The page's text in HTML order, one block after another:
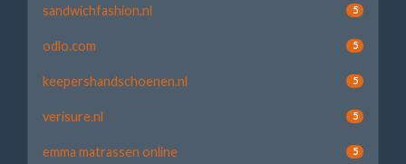
sandwichfashion.nl 5
odlo.com 5
keepershandschoenen.nl 5
verisure.nl 5
emma matrassen online 5